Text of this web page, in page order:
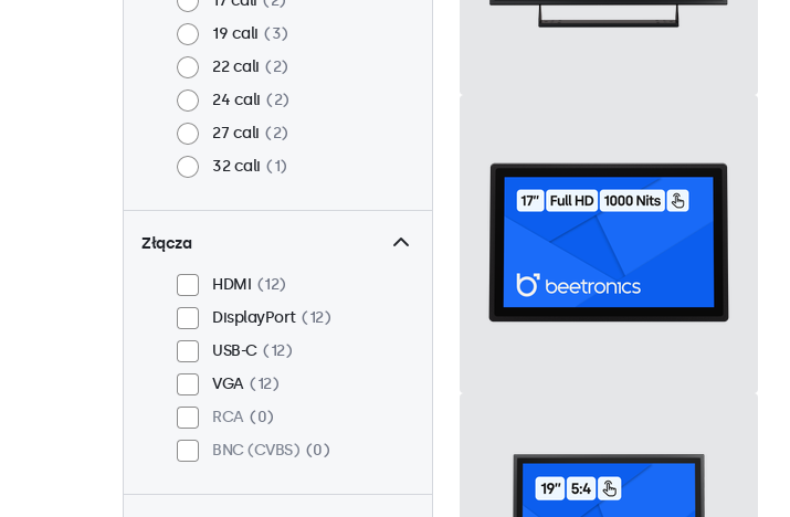
19 cali
3
22 cali
2
24 cali
2
27 cali
2
32 cali
1
Złącza
HDMI
12
DisplayPort
12
USB-C
12
VGA
12
RCA
0
BNC (CVBS)
0